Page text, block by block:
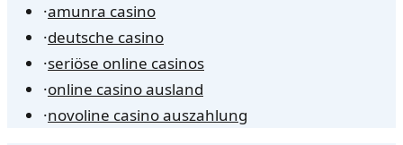
·amunra casino
·deutsche casino
·seriöse online casinos
·online casino ausland
·novoline casino auszahlung